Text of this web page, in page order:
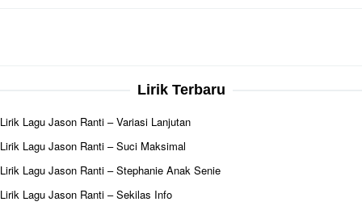
Lirik Terbaru
Lirik Lagu Jason Ranti – Variasi Lanjutan
Lirik Lagu Jason Ranti – Suci Maksimal
Lirik Lagu Jason Ranti – Stephanie Anak Senie
Lirik Lagu Jason Ranti – Sekilas Info